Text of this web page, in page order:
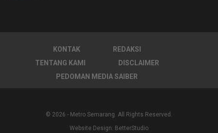
KONTAK
REDAKSI
TENTANG KAMI
DISCLAIMER
PEDOMAN MEDIA SAIBER
© 2026 - Metro Semarang. All Rights Reserved.
Website Design: BetterStudio